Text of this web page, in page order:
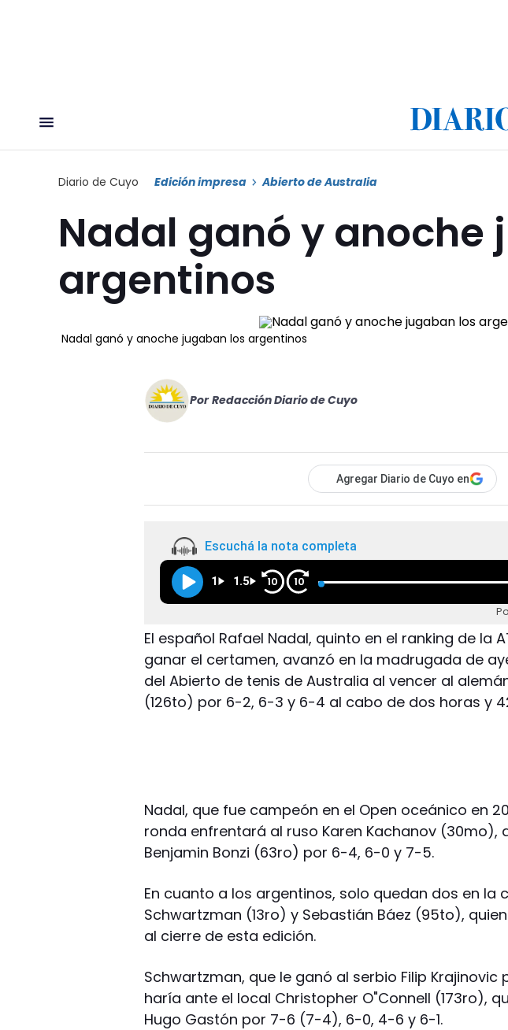
Diario de Cuyo Edición impresa Abierto de Australia
Nadal ganó y anoche
argentinos
Nadal ganó y anoche jugaban los argentinos
Por Redacción Diario de Cuyo
Agregar Diario de Cuyo en
Escuchá la nota completa
1 1.5 10 10
El español Rafael Nadal, quinto en el ranking de la
ganar el certamen, avanzó en la madrugada de
del Abierto de tenis de Australia al vencer al
(126to) por 6-2, 6-3 y 6-4 al cabo de dos horas y
Nadal, que fue campeón en el Open oceánico en
ronda enfrentará al ruso Karen Kachanov (30mo),
Benjamin Bonzi (63ro) por 6-4, 6-0 y 7-5.
En cuanto a los argentinos, solo quedan dos en la
Schwartzman (13ro) y Sebastián Báez (95to),
al cierre de esta edición.
Schwartzman, que le ganó al serbio Filip
haría ante el local Christopher O"Connell (173ro),
Hugo Gastón por 7-6 (7-4), 6-0, 4-6 y 6-1.